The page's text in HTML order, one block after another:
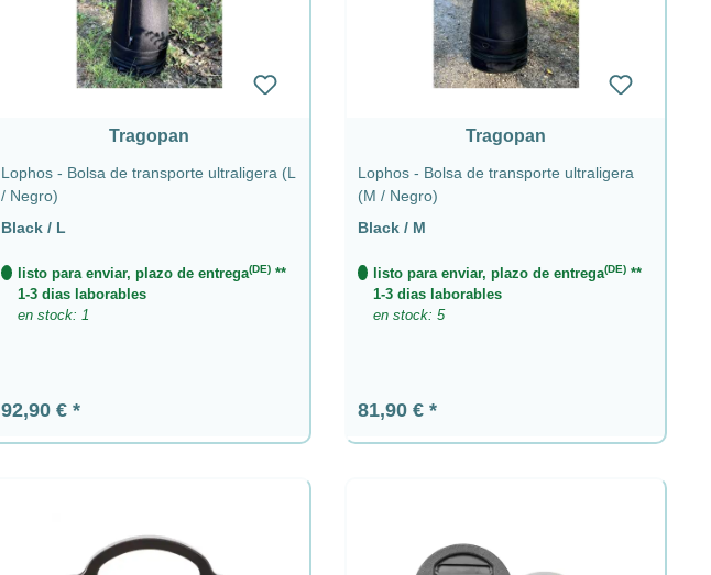
Tragopan
Lophos - Bolsa de transporte ultraligera (L
/ Negro)
Black / L
listo para enviar, plazo de entrega(DE)**
1-3 dias laborables
en stock: 1
Precio normal:
92,90 €
Tragopan
Lophos - Bolsa de transporte ultraligera
(M / Negro)
Black / M
listo para enviar, plazo de entrega(DE) **
1-3 dias laborables
en stock: 5
Precio normal:
81,90 €